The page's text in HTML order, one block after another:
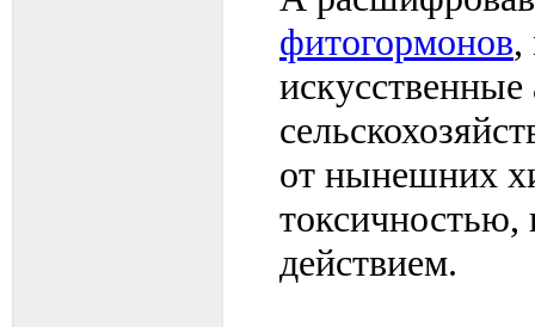
фитогормонов,
от нынешних
действием.